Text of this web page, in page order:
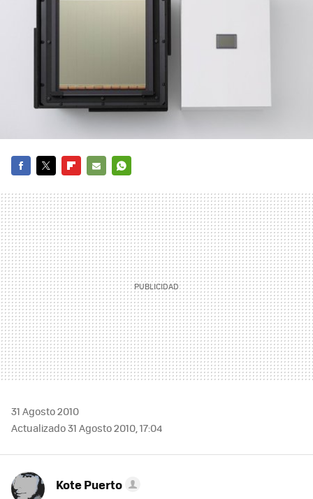
MAIL
31 Agosto 2010
Actualizado 31 Agosto 2010, 17:04
Kote Puerto